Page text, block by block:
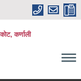
कर्णाली